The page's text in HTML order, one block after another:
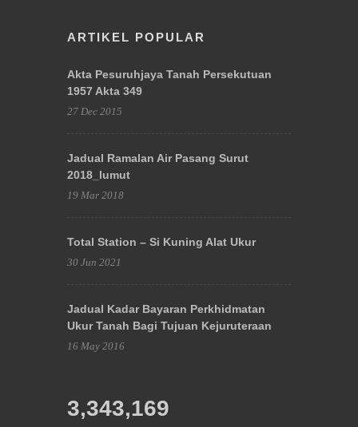
ARTIKEL POPULAR
Akta Pesuruhjaya Tanah Persekutuan
1957 Akta 349
27 Dec 2015
Jadual Ramalan Air Pasang Surut
2018_lumut
19 Mar 2018
Total Station – Si Kuning Alat Ukur
30 Jun 2021
Jadual Kadar Bayaran Perkhidmatan
Ukur Tanah Bagi Tujuan Kejuruteraan
16 May 2016
3,343,169